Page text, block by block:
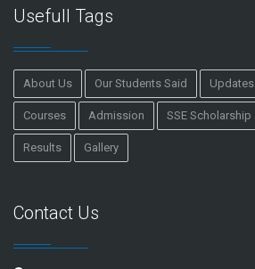
Usefull Tags
About Us Our Students Said Updates
Courses Admission SSE Scholarship
Results Gallery
Contact Us